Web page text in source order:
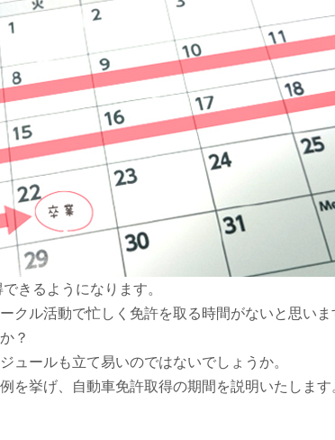
きるようになります。
クル活動で忙しく免許を取る時間がないと思い
？
ュールも立て易いのではないでしょうか。
を挙げ、自動車免許取得の期間を説明いたします